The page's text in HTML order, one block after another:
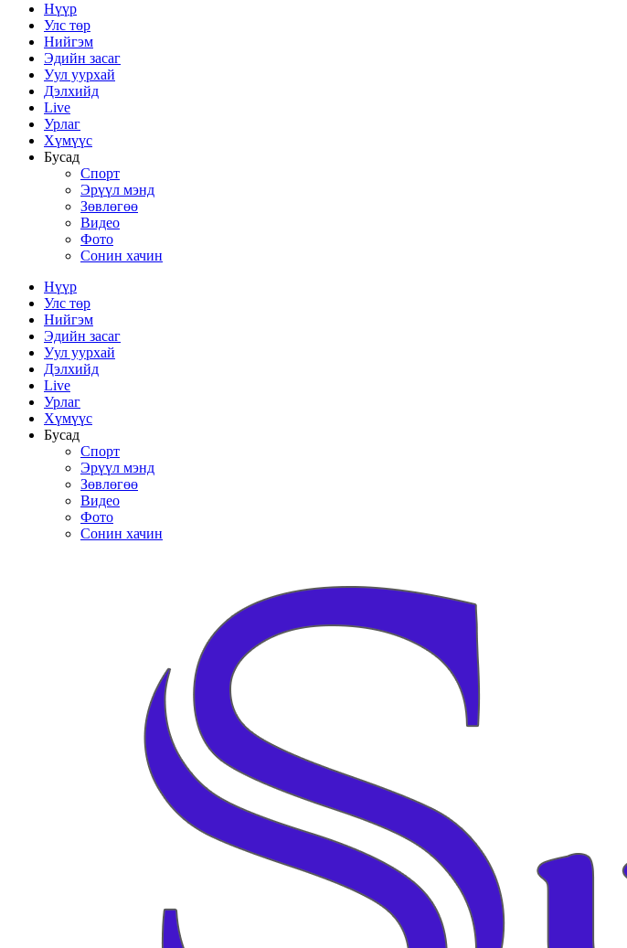
Нүүр
Улс төр
Нийгэм
Эдийн засаг
Уул уурхай
Дэлхийд
Live
Урлаг
Хүмүүс
Бусад
Спорт
Эрүүл мэнд
Зөвлөгөө
Видео
Фото
Сонин хачин
Нүүр
Улс төр
Нийгэм
Эдийн засаг
Уул уурхай
Дэлхийд
Live
Урлаг
Хүмүүс
Бусад
Спорт
Эрүүл мэнд
Зөвлөгөө
Видео
Фото
Сонин хачин